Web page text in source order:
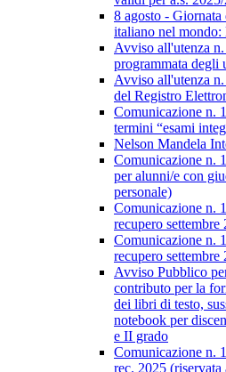
8 agosto -
italiano nel
Avviso all'utenza
programmata degli
Avviso all'utenza
del Registro
Comunicazione n.
termini “esami
Nelson Mandela
Comunicazione n.
per alunni/e con
personale)
Comunicazione n.
recupero settembre
Comunicazione n.
recupero settembre
Avviso Pubblico
contributo per la
dei libri di testo,
notebook per
e II grado
Comunicazione n.
rec. 2025 (riservata